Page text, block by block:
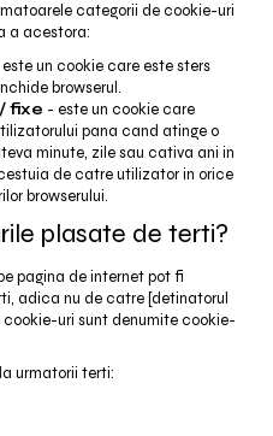
categorii de cookie-uri
a acestora:
un cookie care este sters
browserul.
fixe - este un cookie care
pana cand atinge o
minute, zile sau cativa ani in
de catre utilizator in orice
browserului.
plasate de terti?
pagina de internet pot fi
adica nu de catre [detinatorul
uri sunt denumite cookie-
urmatorii terti: